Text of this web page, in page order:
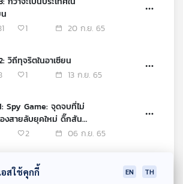
1 20 ก.ย. 65
วิถีทุจริตในอาเซียน
1 13 ก.ย. 65
Spy Game: จุดจบที่ไม่
งสายลับยุคใหม่ ดิ๊กสัน
Yeo)
2 06 ก.ย. 65
ภรรยามหาภัย "รอสมาห์
แห่งมาเลเซีย
สใช้คุกกี้ EN TH